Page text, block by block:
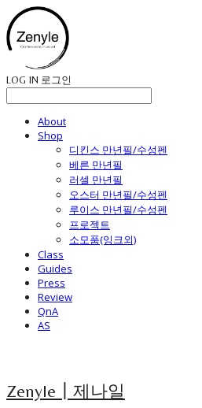
LOG IN 로그인
About
Shop
디킨스 만년필/수성펜
베른 만년필
러셀 만년필
오스터 만년필/수성펜
루이스 만년필/수성펜
프로젝트
소모품(잉크외)
Class
Guides
Press
Review
QnA
AS
Zenyle┃제나일